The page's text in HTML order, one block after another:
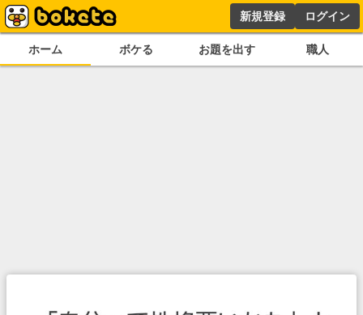
新規登録 ログイン
ホーム ボケる お題を出す 職人